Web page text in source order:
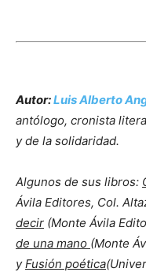
Autor:Luis Alberto
antólogo, cronista
y de la solidaridad.
Algunos de sus libros:
Ávila Editores, Col.
decir (Monte Ávila
de una mano (Monte
yFusión poética